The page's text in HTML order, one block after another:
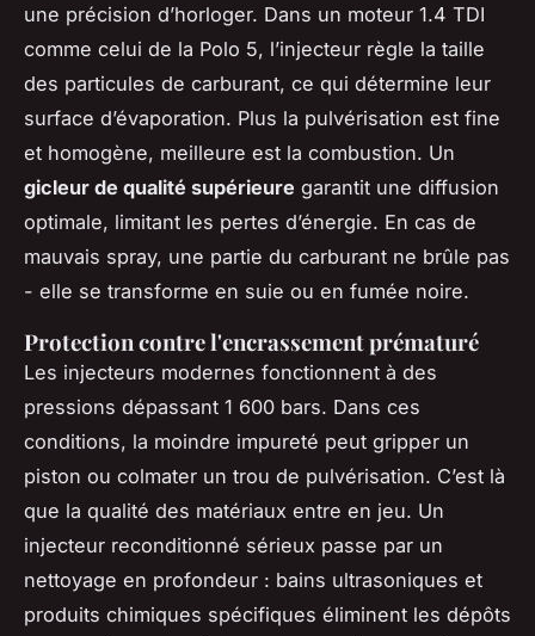
une précision d’horloger. Dans un moteur 1.4 TDI
comme celui de la Polo 5, l’injecteur règle la taille
des particules de carburant, ce qui détermine leur
surface d’évaporation. Plus la pulvérisation est fine
et homogène, meilleure est la combustion. Un
gicleur de qualité supérieure garantit une diffusion
optimale, limitant les pertes d’énergie. En cas de
mauvais spray, une partie du carburant ne brûle pas
- elle se transforme en suie ou en fumée noire.
Protection contre l'encrassement prématuré
Les injecteurs modernes fonctionnent à des
pressions dépassant 1 600 bars. Dans ces
conditions, la moindre impureté peut gripper un
piston ou colmater un trou de pulvérisation. C’est là
que la qualité des matériaux entre en jeu. Un
injecteur reconditionné sérieux passe par un
nettoyage en profondeur : bains ultrasoniques et
produits chimiques spécifiques éliminent les dépôts